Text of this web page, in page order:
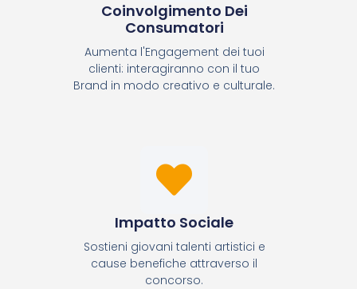
Coinvolgimento Dei
Consumatori
Aumenta l'Engagement dei tuoi
clienti: interagiranno con il tuo
Brand in modo creativo e culturale.
Impatto Sociale
Sostieni giovani talenti artistici e
cause benefiche attraverso il
concorso.